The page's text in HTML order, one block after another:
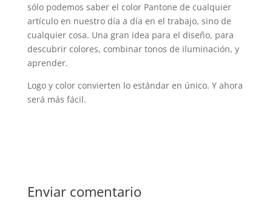
sólo podemos saber el color Pantone de cualquier
artículo en nuestro día a día en el trabajo, sino de
cualquier cosa. Una gran idea para el diseño, para
descubrir colores, combinar tonos de iluminación, y
aprender.
Logo y color convierten lo estándar en único. Y ahora
será más fácil.
Enviar comentario